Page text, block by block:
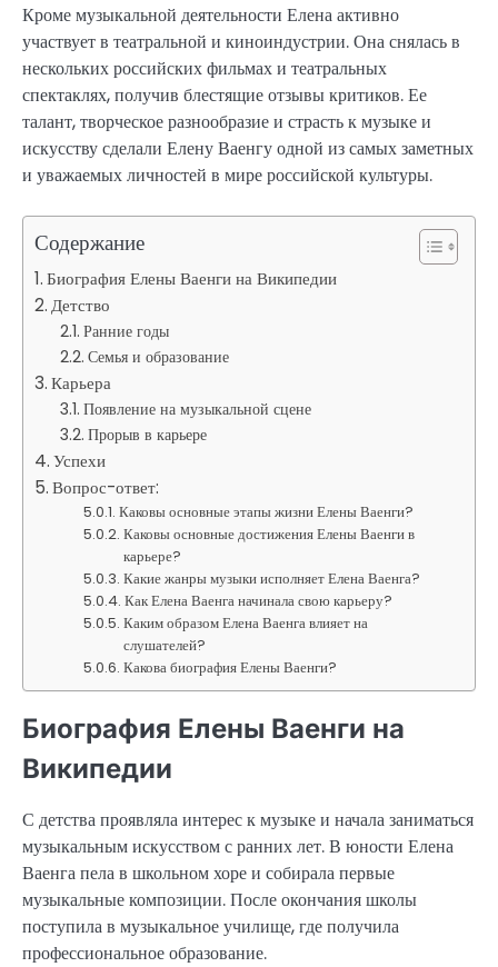
Кроме музыкальной деятельности Елена активно
участвует в театральной и киноиндустрии. Она снялась в
нескольких российских фильмах и театральных
спектаклях, получив блестящие отзывы критиков. Ее
талант, творческое разнообразие и страсть к музыке и
искусству сделали Елену Ваенгу одной из самых заметных
и уважаемых личностей в мире российской культуры.
Содержание
Биография Елены Ваенги на Википедии
Детство
Ранние годы
Семья и образование
Карьера
Появление на музыкальной сцене
Прорыв в карьере
Успехи
Вопрос-ответ:
Каковы основные этапы жизни Елены Ваенги?
Каковы основные достижения Елены Ваенги в
карьере?
Какие жанры музыки исполняет Елена Ваенга?
Как Елена Ваенга начинала свою карьеру?
Каким образом Елена Ваенга влияет на
слушателей?
Какова биография Елены Ваенги?
Биография Елены Ваенги на
Википедии
С детства проявляла интерес к музыке и начала заниматься
музыкальным искусством с ранних лет. В юности Елена
Ваенга пела в школьном хоре и собирала первые
музыкальные композиции. После окончания школы
поступила в музыкальное училище, где получила
профессиональное образование.